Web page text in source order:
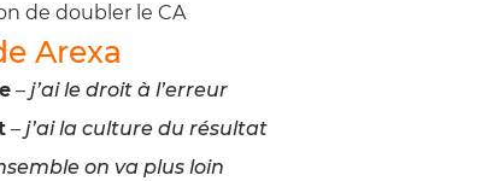
de doubler le CA
Arexa
– j’ai le droit à l’erreur
– j’ai la culture du résultat
on va plus loin